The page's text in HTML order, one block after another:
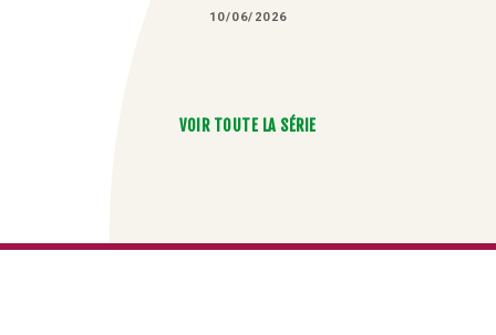
10/06/2026
VOIR TOUTE LA SÉRIE